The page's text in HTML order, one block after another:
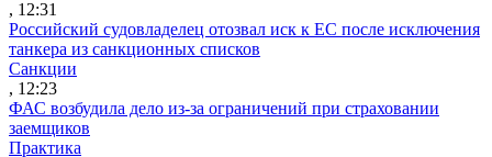
, 12:31
Российский судовладелец отозвал иск к ЕС после исключения
танкера из санкционных списков
Санкции
, 12:23
ФАС возбудила дело из-за ограничений при страховании
заемщиков
Практика